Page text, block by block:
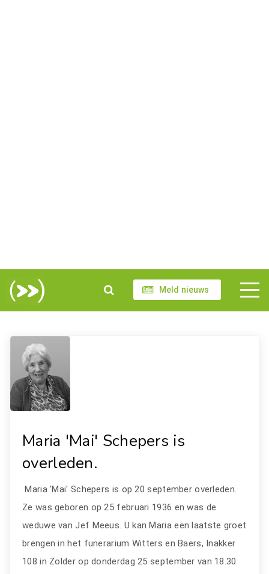
Meld nieuws
Maria 'Mai' Schepers is
overleden.
Maria 'Mai' Schepers is op 20 september overleden.
Ze was geboren op 25 februari 1936 en was de
weduwe van Jef Meeus. U kan Maria een laatste groet
brengen in het funerarium Witters en Baers, Inakker
108 in Zolder op donderdag 25 september van 18.30